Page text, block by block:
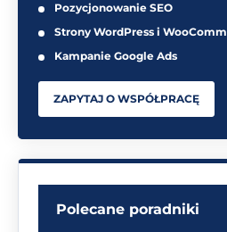
Pozycjonowanie SEO
Strony WordPress i
Kampanie Google Ads
ZAPYTAJ O WSPÓŁPRACĘ
Polecane poradniki